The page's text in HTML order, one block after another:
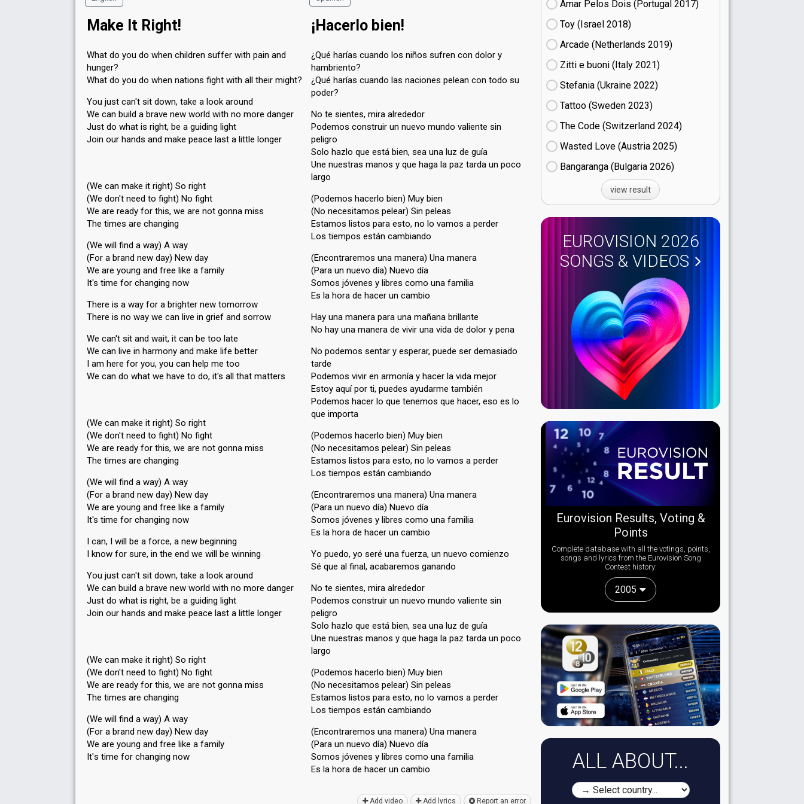
Make It Right!
What do you do when children suffer with pain and
hunger?
What do you do when nations fight with all their might?
You just can't sit down, take a look around
We can build a brave new world with no more danger
Just do what is right, be a guiding light
Join our hands and make peace last a little longer
(We can make it right) So right
(We don't need to fight) No fight
We are ready for this, we are not gonna miss
The times are changing
(We will find a way) A way
(For a brand new day) New day
We are young and free like a family
It's time for changing now
There is a way for a brighter new tomorrow
There is no way we can live in grief and sorrow
We can't sit and wait, it can be too late
We can live in harmony and make life better
I am here for you, you can help me too
We can do what we have to do, it's all that matters
(We can make it right) So right
(We don't need to fight) No fight
We are ready for this, we are not gonna miss
The times are changing
(We will find a way) A way
(For a brand new day) New day
We are young and free like a family
It's time for changing now
I can, I will be a force, a new beginning
I know for sure, in the end we will be winning
You just can't sit down, take a look around
We can build a brave new world with no more danger
Just do what is right, be a guiding light
Join our hands and make peace last a little longer
(We can make it right) So right
(We don't need to fight) No fight
We are ready for this, we are not gonna miss
The times are changing
(We will find a way) A way
(For a brand new day) New day
We are young and free like a family
It'ѕ time for chаnging now
¡Hacerlo bien!
¿Qué harías cuando los niños sufren con dolor y
hambriento?
¿Qué harías cuando las naciones pelean con todo su
poder?
No te sientes, mira alrededor
Podemos construir un nuevo mundo valiente sin
peligro
Solo hazlo que está bien, sea una luz de guía
Une nuestras manos y que haga la paz tarda un poco
largo
(Podemos hacerlo bien) Muy bien
(No necesitamos pelear) Sin peleas
Estamos listos para esto, no lo vamos a perder
Los tiempos están cambiando
(Encontraremos una manera) Una manera
(Para un nuevo día) Nuevo día
Somos jóvenes y libres como una familia
Es la hora de hacer un cambio
Hay una manera para una mañana brillante
No hay una manera de vivir una vida de dolor y pena
No podemos sentar y esperar, puede ser demasiado
tarde
Podemos vivir en armonía y hacer la vida mejor
Estoy aquí por ti, puedes ayudarme también
Podemos hacer lo que tenemos que hacer, eso es lo
que importa
(Podemos hacerlo bien) Muy bien
(No necesitamos pelear) Sin peleas
Estamos listos para esto, no lo vamos a perder
Los tiempos están cambiando
(Encontraremos una manera) Una manera
(Para un nuevo día) Nuevo día
Somos jóvenes y libres como una familia
Es la hora de hacer un cambio
Yo puedo, yo seré una fuerza, un nuevo comienzo
Sé que al final, acabaremos ganando
No te sientes, mira alrededor
Podemos construir un nuevo mundo valiente sin
peligro
Solo hazlo que está bien, sea una luz de guía
Une nuestras manos y que haga la paz tarda un poco
largo
(Podemos hacerlo bien) Muy bien
(No necesitamos pelear) Sin peleas
Estamos listos para esto, no lo vamos a perder
Los tiempos están cambiando
(Encontraremos una manera) Una manera
(Para un nuevo día) Nuevo día
Somos jóvenes y libres como una familia
Eѕ la hora de hacer un cаmbio
Add video Add lyrics Report an error
Amar Pelos Dois (Portugal
17)
Toy (Israel
18)
Arcade (Netherlands
19)
Zitti e buoni​ (Italy
21)
Stefania (Ukraine
22)
Tattoo (Sweden
23)
The Code (Switzerland
24)
Wasted Love (Austria
25)
Bangaranga (Bulgaria
26)
view result
EUROVISION 2026
SONGS & VIDEOS
Eurovision Results, Voting &
Points
Complete database with all the votings, points,
songs and lyrics from the Eurovision Song
Contest history:
2005
ALL ABOUT...